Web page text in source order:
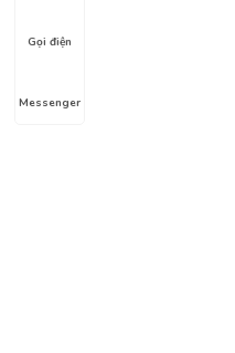
Gọi điện
Messenger